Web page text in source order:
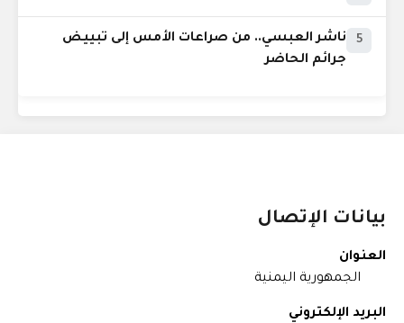
5
ناشر العبسي.. من صراعات الأمس إلى تبييض
جرائم الحاضر
بيانات الإتصال
العنوان
الجمهورية اليمنية
البريد الإلكتروني